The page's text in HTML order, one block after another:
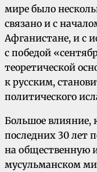
мире было
связано и с
Афганистане, и с
с победой
теоретической
к русским,
политического
Большое влияние,
последних 30 лет
на общественную
мусульманском